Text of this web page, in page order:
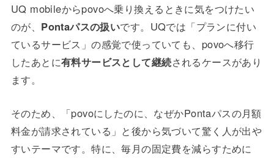
UQ mobileからpovoへ乗り換えるときに気をつけたい
のが、 Pontaパスの扱いです。UQでは「プランに付い
ているサービス」の感覚で使っていても、povoへ移行
したあとに有料サービスとして継続されるケースがあり
ます。
そのため、「povoにしたのに、なぜかPontaパスの月額
料金が請求されている」と後から気づいて驚く人が出や
すいテーマです。特に、毎月の固定費を減らすために